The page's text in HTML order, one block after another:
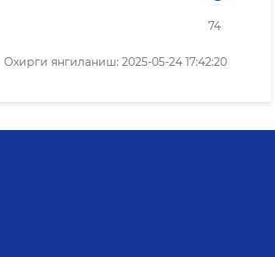
74
Охирги янгиланиш: 2025-05-24 17:42:20